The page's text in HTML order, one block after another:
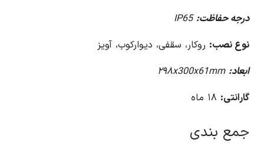
درجه حفاظت: IP65
نوع نصب: روکار، سقفی، دیوارکوب، آویز
ابعاد: ۲۹۸x300x61mm
گارانتی:
جمع بندی